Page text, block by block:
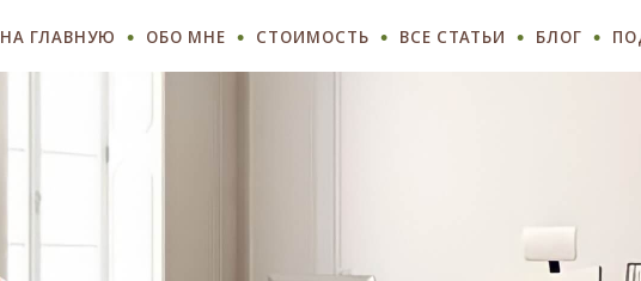
НА ГЛАВНУЮ ОБО МНЕ СТОИМОСТЬ ВСЕ СТАТЬИ БЛОГ